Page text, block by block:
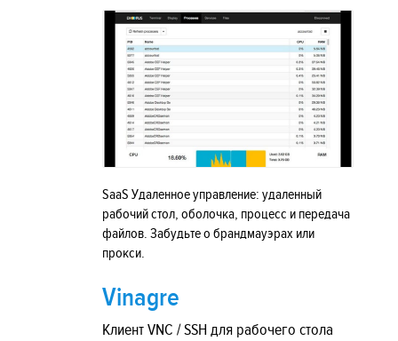
SaaS Удаленное управление: удаленный
рабочий стол, оболочка, процесс и передача
файлов. Забудьте о брандмауэрах или
прокси.
Vinagre
Клиент VNC / SSH для рабочего стола